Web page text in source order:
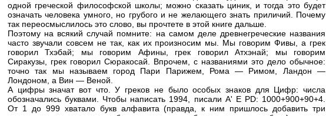
одной греческой философской школы; можно сказать циник, и тогда это будет
означать человека умного, но грубого и не желающего знать приличий. Почему
так переосмыслилось это слово, вы прочтете в этой книге дальше.
Поэтому на всякий случай помните: на самом деле древнегреческие названия
часто звучали совсем не так, как их произносим мы. Мы говорим Фивы, а грек
говорил Тхэбай; мы говорим Афины, грек говорил Атхэнай; мы говорим
Сиракузы, грек говорил Сюракосай. Впрочем, с названиями это дело обычное:
точно так мы называем город Пари Парижем, Рома — Римом, Ландон —
Лондоном, а Вин — Веной.
А цифры значат вот что. У греков не было особых знаков для Цифр: числа
обозначались буквами. Чтобы написать 1994, писали А' E PD: 1000+900+90+4.
От 1 до 999 хватало букв алфавита (правда, к ним пришлось добавить три